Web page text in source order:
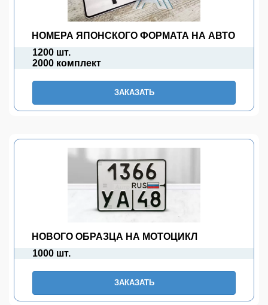
НОМЕРА ЯПОНСКОГО ФОРМАТА НА АВТО
1200 шт.
2000 комплект
ЗАКАЗАТЬ
НОВОГО ОБРАЗЦА НА МОТОЦИКЛ
1000 шт.
ЗАКАЗАТЬ